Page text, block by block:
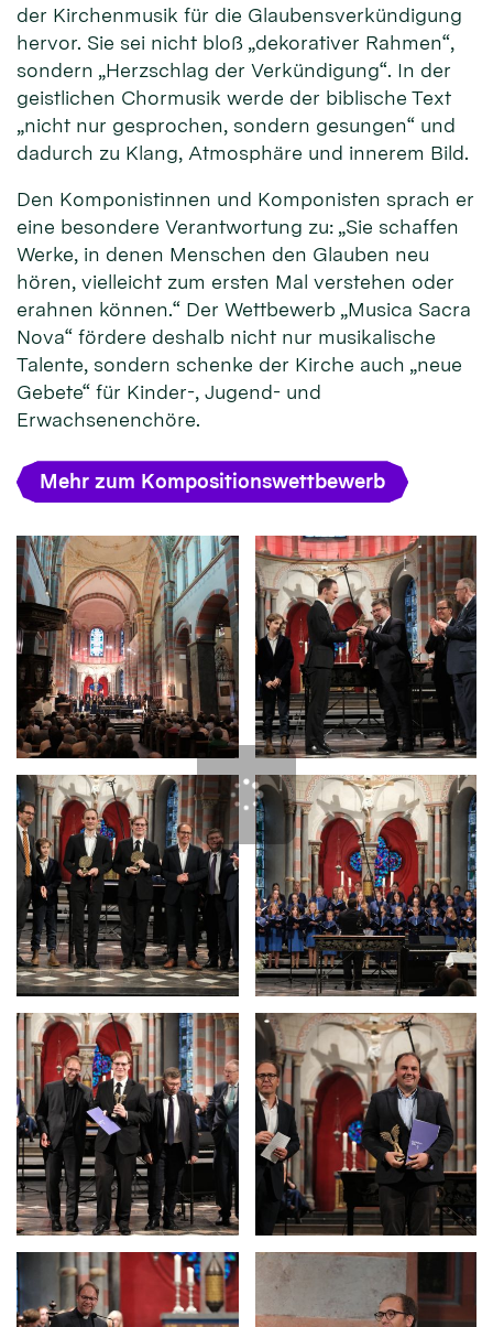
der Kirchenmusik für die Glaubensverkündigung
hervor. Sie sei nicht bloß „dekorativer Rahmen“,
sondern „Herzschlag der Verkündigung“. In der
geistlichen Chormusik werde der biblische Text
„nicht nur gesprochen, sondern gesungen“ und
dadurch zu Klang, Atmosphäre und innerem Bild.
Den Komponistinnen und Komponisten sprach er
eine besondere Verantwortung zu: „Sie schaffen
Werke, in denen Menschen den Glauben neu
hören, vielleicht zum ersten Mal verstehen oder
erahnen können.“ Der Wettbewerb „Musica Sacra
Nova“ fördere deshalb nicht nur musikalische
Talente, sondern schenke der Kirche auch „neue
Gebete“ für Kinder-, Jugend- und
Erwachsenenchöre.
Mehr zum Kompositionswettbewerb